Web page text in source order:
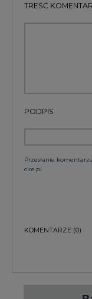
TREŚĆ
PODPIS
Przesłanie
cire.pl
KOMENTARZE (0)